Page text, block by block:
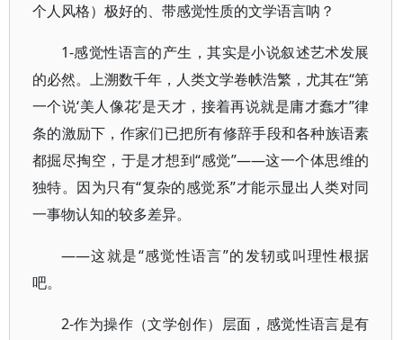
个人风格）极好的、带感觉性质的文学语言呐？
1-感觉性语言的产生，其实是小说叙述艺术发展
的必然。上溯数千年，人类文学卷帙浩繁，尤其在“第
一个说‘美人像花’是天才，接着再说就是庸才蠢才”律
条的激励下，作家们已把所有修辞手段和各种族语素
都掘尽掏空，于是才想到“感觉”——这一个体思维的
独特。因为只有“复杂的感觉系”才能示显出人类对同
一事物认知的较多差异。
——这就是“感觉性语言”的发轫或叫理性根据
吧。
2-作为操作（文学创作）层面，感觉性语言是有